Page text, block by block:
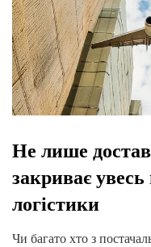
Не лише
закриває
логістики
Чи багато хто з